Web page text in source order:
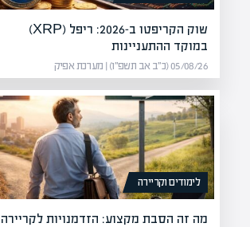
שוק הקריפטו ב-2026: ריפל (XRP)
במוקד ההתעניינות
05/08/26 (כ״ב אב תשפ״ו) | מערכת אפיק
לימודים וקריירה
מה זה הסבת מקצוע: הזדמנויות לקריירה